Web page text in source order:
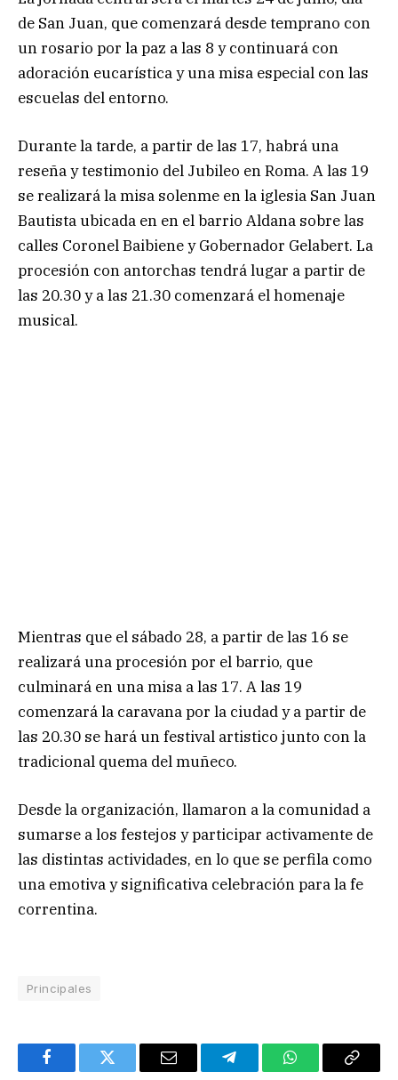
de San Juan, que comenzará desde temprano con
un rosario por la paz a las 8 y continuará con
adoración eucarística y una misa especial con las
escuelas del entorno.
Durante la tarde, a partir de las 17, habrá una
reseña y testimonio del Jubileo en Roma. A las 19
se realizará la misa solenme en la iglesia San Juan
Bautista ubicada en en el barrio Aldana sobre las
calles Coronel Baibiene y Gobernador Gelabert. La
procesión con antorchas tendrá lugar a partir de
las 20.30 y a las 21.30 comenzará el homenaje
musical.
Mientras que el sábado 28, a partir de las 16 se
realizará una procesión por el barrio, que
culminará en una misa a las 17. A las 19
comenzará la caravana por la ciudad y a partir de
las 20.30 se hará un festival artistico junto con la
tradicional quema del muñeco.
Desde la organización, llamaron a la comunidad a
sumarse a los festejos y participar activamente de
las distintas actividades, en lo que se perfila como
una emotiva y significativa celebración para la fe
correntina.
Principales
FacebookTwitter Email TelegramWhatsAppCopy